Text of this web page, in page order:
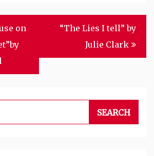
on
“The Lies I tell” by
Julie Clark